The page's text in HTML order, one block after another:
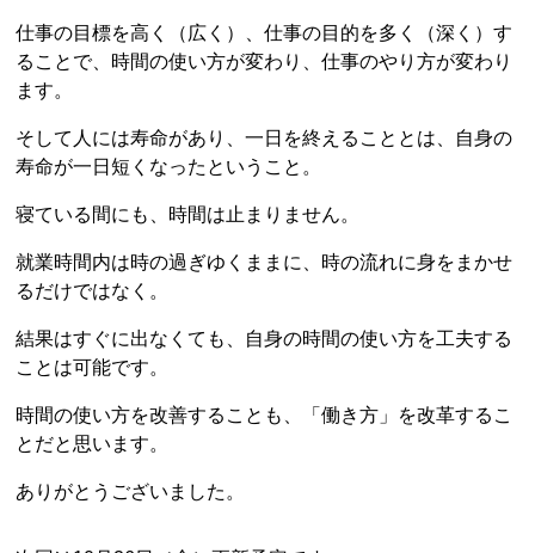
仕事の目標を高く（広く）、仕事の目的を多く（深く）す
ることで、時間の使い方が変わり、仕事のやり方が変わり
ます。
そして人には寿命があり、一日を終えることとは、自身の
寿命が一日短くなったということ。
寝ている間にも、時間は止まりません。
就業時間内は時の過ぎゆくままに、時の流れに身をまかせ
るだけではなく。
結果はすぐに出なくても、自身の時間の使い方を工夫する
ことは可能です。
時間の使い方を改善することも、「働き方」を改革するこ
とだと思います。
ありがとうございました。